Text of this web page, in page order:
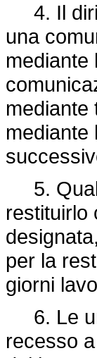
4. Il
una
mediante
mediante
mediante
5.
restituirlo
per la
giorni
6. Le
recesso